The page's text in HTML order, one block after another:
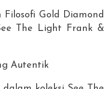
Filosofi Gold Diamond
The Light Frank &
Autentik